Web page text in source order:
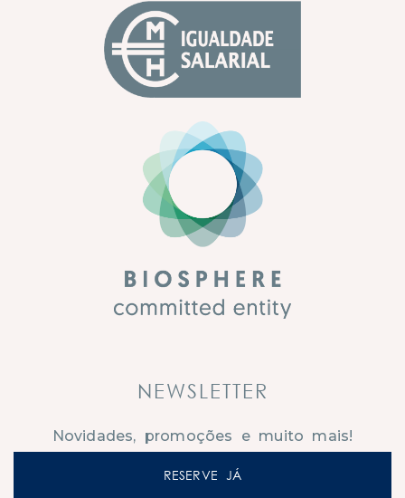
RESERVE JÁ
NEWSLETTER
Novidades, promoções e muito mais!
SUBSCREVER